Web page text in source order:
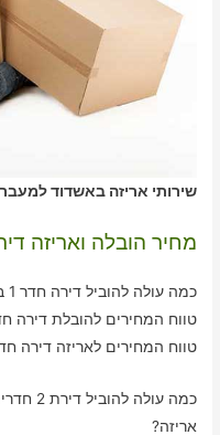
שירותי אריזה באשדוד
מחיר הובלה ואריזה
כמה עולה להוביל דירה חדר 1 באשדוד עם חברת הובלה כולל אריזה?
טווח המחירים להובלת דירה חדר 1 באשדוד – בין 380-
טווח המחירים לאריזה דירה חדר 1 באשדוד – בין 380-610
כמה
אריזה?